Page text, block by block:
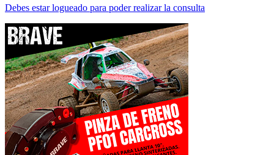
Debes estar logueado para poder realizar la consulta